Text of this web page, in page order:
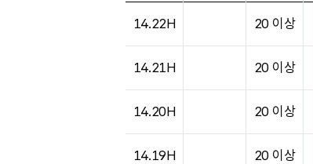
14.22H 20 이상
14.21H 20 이상
14.20H 20 이상
14.19H 20 이상